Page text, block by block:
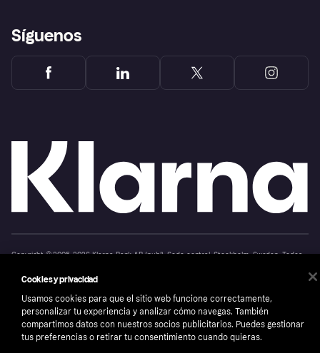
Síguenos
Copyright © 2005-2026 Klarna Bank AB (publ). Sede central: Stockholm, Sweden. Todos
Aviso Sobre CookiesKlarna.com
Cookies y privacidad
Usamos cookies para que el sitio web funcione correctamente,
personalizar tu experiencia y analizar cómo navegas. También
compartimos datos con nuestros socios publicitarios. Puedes gestionar
tus preferencias o retirar tu consentimiento cuando quieras.